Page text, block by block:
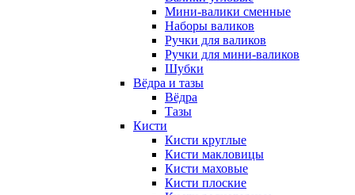
Мини-валики сменные
Наборы валиков
Ручки для валиков
Ручки для мини-валиков
Шубки
Вёдра и тазы
Вёдра
Тазы
Кисти
Кисти круглые
Кисти макловицы
Кисти маховые
Кисти плоские